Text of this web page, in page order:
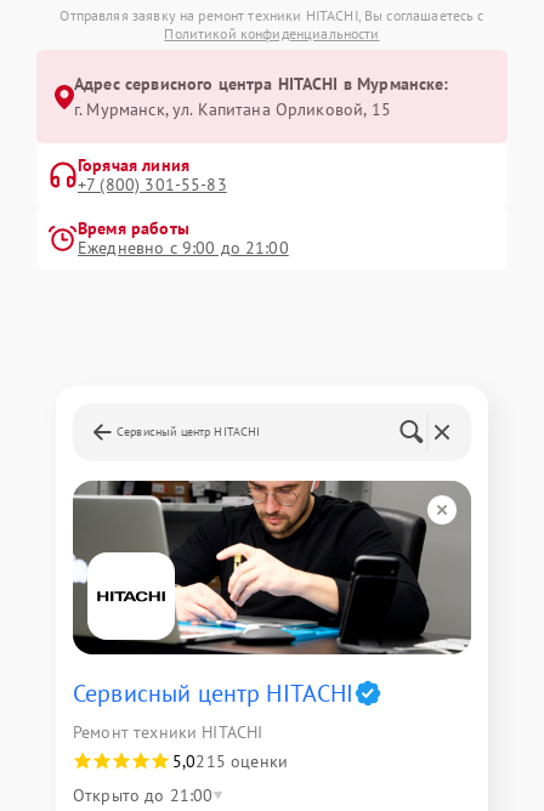
Отправляя заявку на ремонт техники HITACHI, Вы соглашаетесь с
Политикой конфиденциальности
Адрес сервисного центра HITACHI в Мурманске:
г. Мурманск, ул. Капитана Орликовой, 15
Горячая линия
+7 (800) 301-55-83
Время работы
Ежедневно с 9:00 до 21:00
Сервисный центр HITACHI
Сервисный центр HITACHI
Ремонт техники HITACHI
5,0215 оценки
Открыто до 21:00